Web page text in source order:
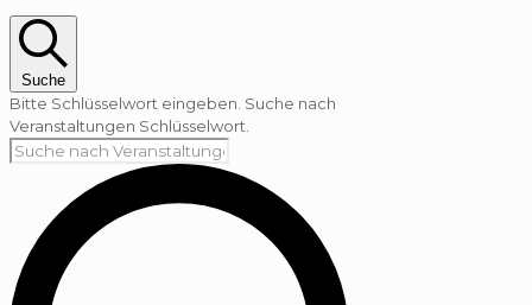
Suche
Bitte Schlüsselwort eingeben. Suche nach
Veranstaltungen Schlüsselwort.